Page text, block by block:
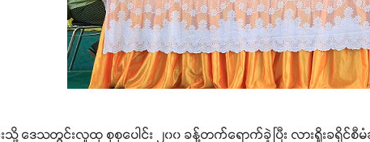
သို့ ဒေသတွင်းလူထု စုစုပေါင်း ၂၀၀ ခန့်တက်ရောက်ခဲ့ပြီး လားရှိုးခရိုင်စီ